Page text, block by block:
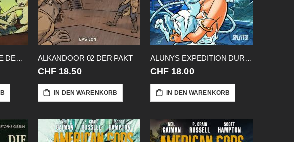
ALKANDOOR 01 TAGE DER DAEMMERUNG ALKANDOOR 02 DER PAKT
CHF 18.50
IN DEN WARENKORB
ALUNYS EXPEDITION DURCH TROY HC
CHF 18.00
IN DEN WARENKORB